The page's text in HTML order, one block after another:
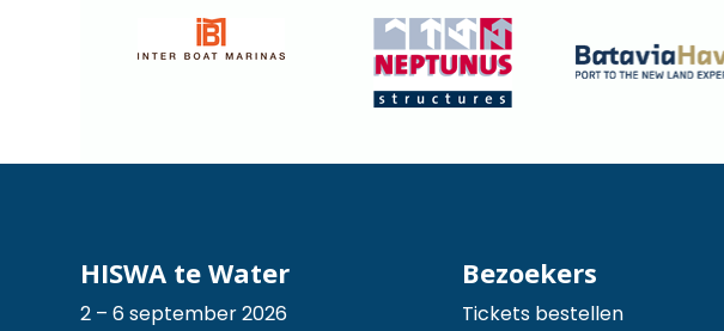
HISWA te Water
2 – 6 september 2026
Bezoekers
Tickets bestellen